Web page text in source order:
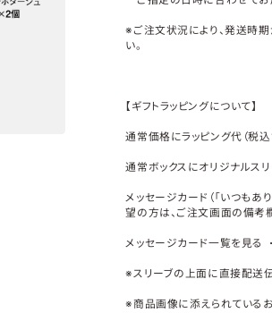
※ご注文状況により、発送時
い。
【ギフトラッピングについて】
通常価格にラッピング代（税込
通常ボックスにオリジナルスリ
メッセージカード（「いつもあ
望の方は、ご注文画面の備考
メッセージカード一覧を見る
※スリーブの上面に直接配送
※商品画像に添えられている